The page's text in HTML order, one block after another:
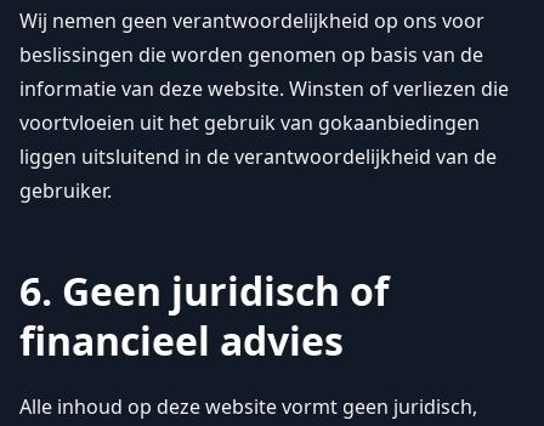
Wij nemen geen verantwoordelijkheid op ons voor
beslissingen die worden genomen op basis van de
informatie van deze website. Winsten of verliezen die
voortvloeien uit het gebruik van gokaanbiedingen
liggen uitsluitend in de verantwoordelijkheid van de
gebruiker.
6. Geen juridisch of
financieel advies
Alle inhoud op deze website vormt geen juridisch,